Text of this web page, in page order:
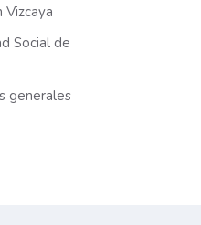
Social de
generales